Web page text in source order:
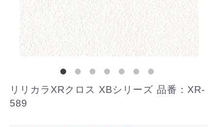
リリカラXRクロス XBシリーズ 品番：XR-
589